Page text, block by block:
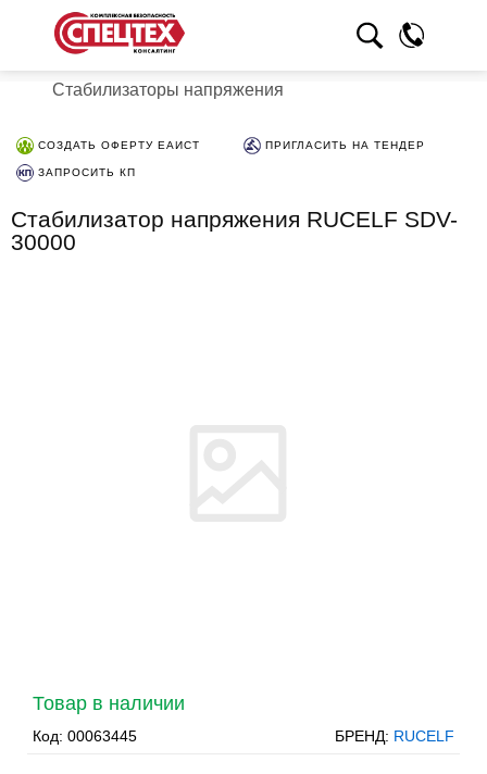
Стабилизаторы напряжения
СОЗДАТЬ ОФЕРТУ ЕАИСТ ПРИГЛАСИТЬ НА ТЕНДЕР
ЗАПРОСИТЬ КП
Стабилизатор напряжения RUCELF SDV-
30000
Товар в наличии
Код: 00063445 БРЕНД: RUCELF